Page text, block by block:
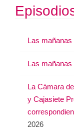
Las mañanas
Las mañanas
La Cámara
y Cajasiete
2026